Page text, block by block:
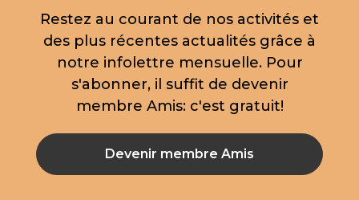
Restez au courant de nos activités et
des plus récentes actualités grâce à
notre infolettre mensuelle. Pour
s'abonner, il suffit de devenir
membre Amis: c'est gratuit!
Devenir membre Amis